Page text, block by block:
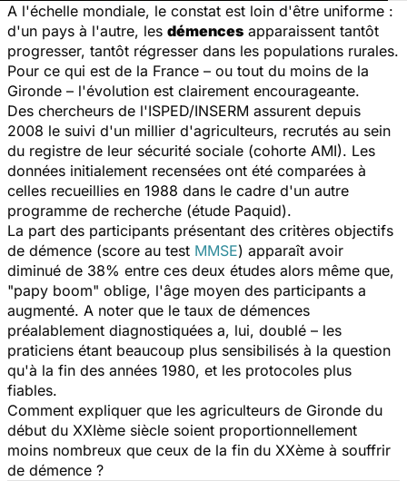
A l'échelle mondiale, le constat est loin d'être uniforme :
d'un pays à l'autre, les démences apparaissent tantôt
progresser, tantôt régresser dans les populations rurales.
Pour ce qui est de la France – ou tout du moins de la
Gironde – l'évolution est clairement encourageante.
Des chercheurs de l'ISPED/INSERM assurent depuis
2008 le suivi d'un millier d'agriculteurs, recrutés au sein
du registre de leur sécurité sociale (cohorte AMI). Les
données initialement recensées ont été comparées à
celles recueillies en 1988 dans le cadre d'un autre
programme de recherche (étude Paquid).
La part des participants présentant des critères objectifs
de démence (score au test MMSE) apparaît avoir
diminué de 38% entre ces deux études alors même que,
"papy boom" oblige, l'âge moyen des participants a
augmenté. A noter que le taux de démences
préalablement diagnostiquées a, lui, doublé – les
praticiens étant beaucoup plus sensibilisés à la question
qu'à la fin des années 1980, et les protocoles plus
fiables.
Comment expliquer que les agriculteurs de Gironde du
début du XXIème siècle soient proportionnellement
moins nombreux que ceux de la fin du XXème à souffrir
de démence ?